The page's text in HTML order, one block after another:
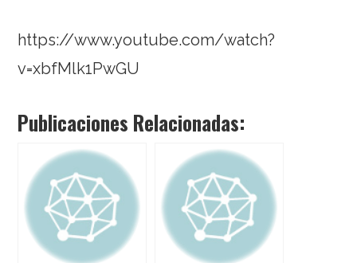
https://www.youtube.com/watch?
v=xbfMlk1PwGU
Publicaciones Relacionadas: